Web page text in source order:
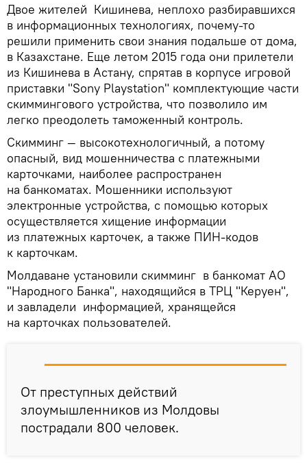
Двое жителей Кишинева, неплохо разбиравшихся
в информационных технологиях, почему-то
решили применить свои знания подальше от дома,
в Казахстане. Еще летом 2015 года они прилетели
из Кишинева в Астану, спрятав в корпусе игровой
приставки "Sony Playstation" комплектующие части
скиммингового устройства, что позволило им
легко преодолеть таможенный контроль.
Скимминг — высокотехнологичный, а потому
опасный, вид мошенничества с платежными
карточками, наиболее распространен
на банкоматах. Мошенники используют
электронные устройства, с помощью которых
осуществляется хищение информации
из платежных карточек, а также ПИН-кодов
к карточкам.
Молдаване установили скимминг в банкомат АО
"Народного Банка", находящийся в ТРЦ "Керуен",
и завладели информацией, хранящейся
на карточках пользователей.
От преступных действий
злоумышленников из Молдовы
пострадали 800 человек.